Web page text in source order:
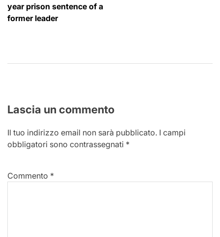
year prison sentence of a
former leader
Lascia un commento
Il tuo indirizzo email non sarà pubblicato. I campi
obbligatori sono contrassegnati *
Commento *